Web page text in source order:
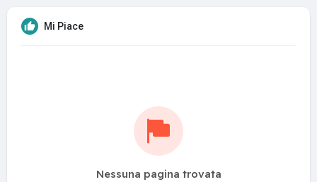
Mi Piace
Nessuna pagina trovata